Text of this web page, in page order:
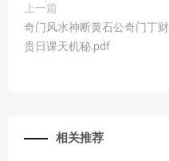
上一篇
奇门风水神断黄石公奇门丁财
贵日课天机秘.pdf
相关推荐